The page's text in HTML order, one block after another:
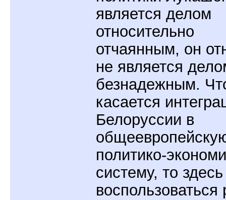
является делом
относительно
отчаянным, он
не является
безнадежным.
касается
Белоруссии в
политико-
систему, то
воспользоваться